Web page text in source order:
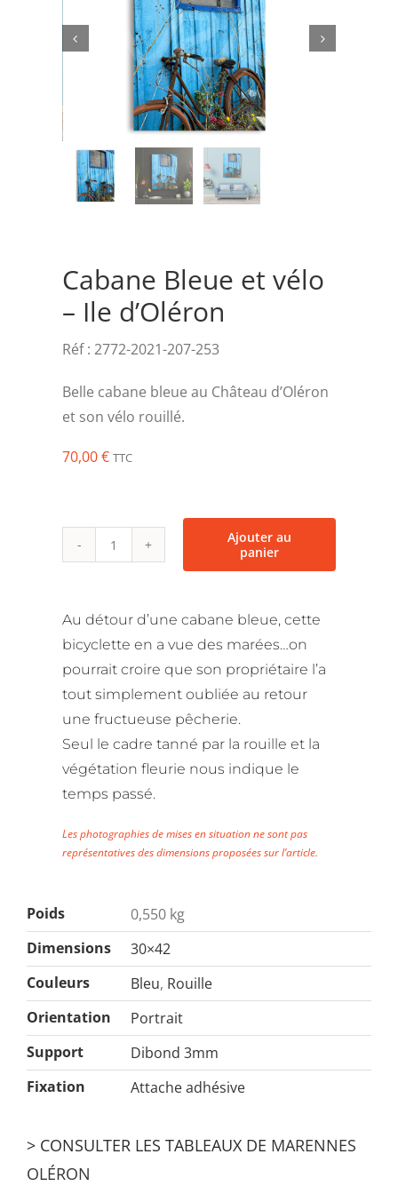
 
Cabane Bleue et vélo
– Ile d’Oléron
Réf :2772-2021-207-253
Belle cabane bleue au Château d’Oléron
et son vélo rouillé.
70,00€ TTC
quantité
Bleue
et
vélo
-
Ile
d'Oléron
Ajouter au
panier
Au détour d’une cabane bleue, cette
bicyclette en a vue des marées…on
pourrait croire que son propriétaire l’a
tout simplement oubliée au retour
une fructueuse pêcherie.
Seul le cadre tanné par la rouille et la
végétation fleurie nous indique le
temps passé.
Les photographies de mises en situation ne sont pas
représentatives des dimensions proposées sur l’article.
Poids
0,550 kg
Dimensions
30×42
Couleurs
Bleu, Rouille
Orientation
Portrait
Support
Dibond 3mm
Fixation
Attache adhésive
> CONSULTER LES TABLEAUX DE MARENNES
OLÉRON